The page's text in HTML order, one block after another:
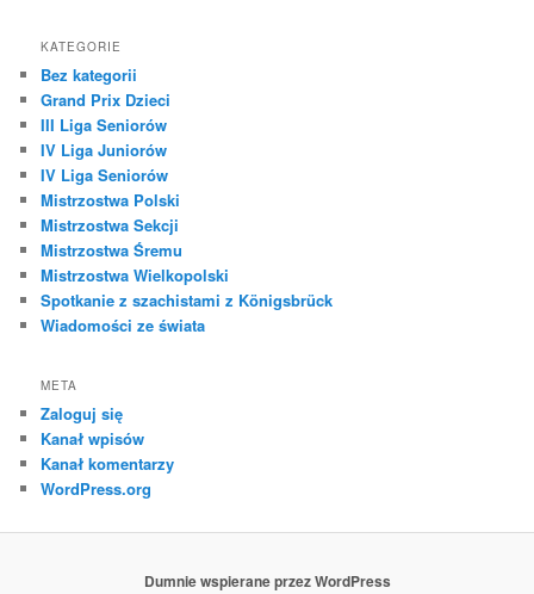
KATEGORIE
Bez kategorii
Grand Prix Dzieci
III Liga Seniorów
IV Liga Juniorów
IV Liga Seniorów
Mistrzostwa Polski
Mistrzostwa Sekcji
Mistrzostwa Śremu
Mistrzostwa Wielkopolski
Spotkanie z szachistami z Königsbrück
Wiadomości ze świata
META
Zaloguj się
Kanał wpisów
Kanał komentarzy
WordPress.org
Dumnie wspierane przez WordPress